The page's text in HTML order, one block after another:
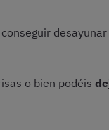
o bien podéis